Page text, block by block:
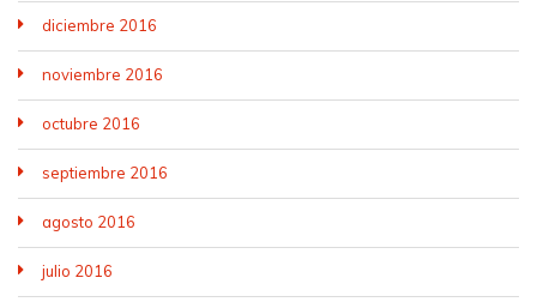
diciembre 2016
noviembre 2016
octubre 2016
septiembre 2016
agosto 2016
julio 2016